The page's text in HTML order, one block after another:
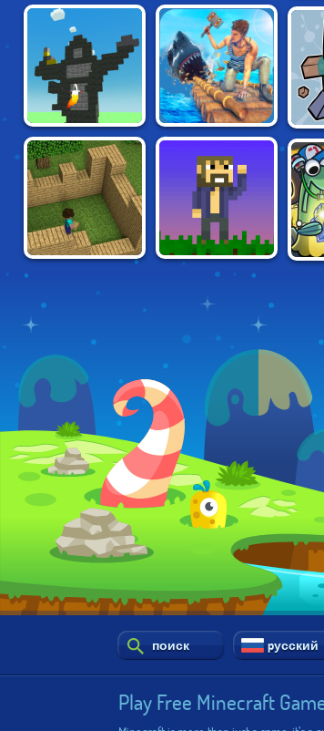
BUILD & CRUSH
AHOY: RAFT
SURVIVAL
TOWER DEFENSE
MINE BLOCKS
поиск pусский
Play Free Minecraft